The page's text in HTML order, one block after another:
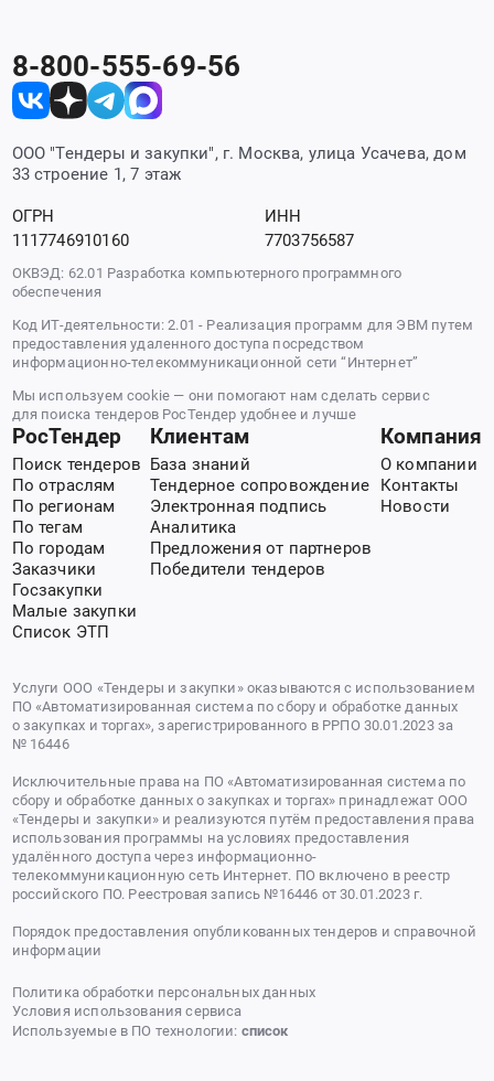
8-800-555-69-56
ООО "Тендеры и закупки", г. Москва, улица Усачева, дом
33 строение 1, 7 этаж
ОГРН
1117746910160
ИНН
7703756587
ОКВЭД: 62.01 Разработка компьютерного программного
обеспечения
Код ИТ-деятельности: 2.01 - Реализация программ для ЭВМ путем
предоставления удаленного доступа посредством
информационно-телекоммуникационной сети “Интернет”
Мы используем cookie — они помогают нам сделать сервис
для поиска тендеров РосТендер удобнее и лучше
РосТендер
Поиск тендеров
По отраслям
По регионам
По тегам
По городам
Заказчики
Госзакупки
Малые закупки
Список ЭТП
Клиентам
База знаний
Тендерное сопровождение
Электронная подпись
Аналитика
Предложения от партнеров
Победители тендеров
Компания
О компании
Контакты
Новости
Услуги ООО «Тендеры и закупки» оказываются с использованием
ПО «Автоматизированная система по сбору и обработке данных
о закупках и торгах», зарегистрированного в РРПО 30.01.2023 за
№ 16446
Исключительные права на ПО «Автоматизированная система по
сбору и обработке данных о закупках и торгах» принадлежат ООО
«Тендеры и закупки» и реализуются путём предоставления права
использования программы на условиях предоставления
удалённого доступа через информационно-
телекоммуникационную сеть Интернет. ПО включено в реестр
российского ПО. Реестровая запись №16446 от 30.01.2023 г.
Порядок предоставления опубликованных тендеров и справочной
информации
Политика обработки персональных данных
Условия использования сервиса
Используемые в ПО технологии: список